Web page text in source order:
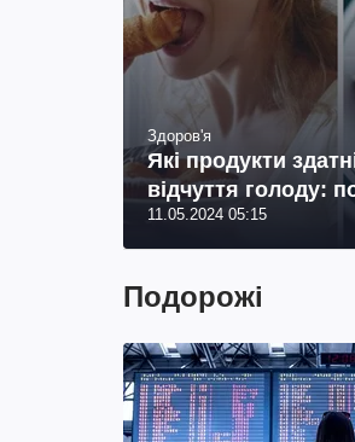
Здоров'я
Які продукти
відчуття голоду:
11.05.2024 05:15
Подорожі